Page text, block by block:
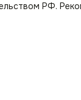
РФ.